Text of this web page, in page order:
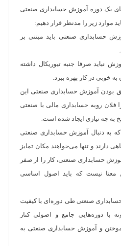
یک دوره آموزش حسابداری صنعتی
موارد زیر را مدنظر قرار دهیم:
حسابداری صنعتی باید مبتنی بر
نباید صرفا جنبه تیوریکال داشته
به خوبی در کار بهره ببرد.
بودن آموزش حسابداری صنعتی این
روبه حسابداری مالی با صنعتی
به چه نیازی ایجاد شده است.
که به دنبال آموزش حسابداری صنعتی
دارند و تنها می‌خواهند مکان تمایز
آموزش حسابداری صنعتی، کار را از صفر
معنا نیست که باید اصول اساسی
صنعتی طی دوره‌ای با کیفیت
با دوره‌هایی جامع و اصولی کنار
و آموزش حسابداری صنعتی به